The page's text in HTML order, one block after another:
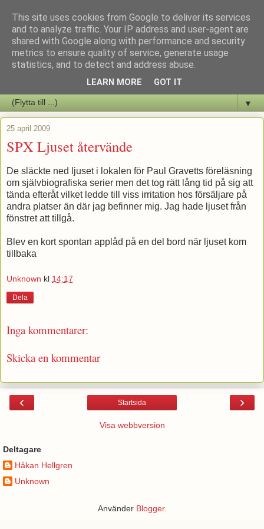
Staffars Seriers Blog
Vi skriver om serienyheter av alla de slag samt om vad som sker i
▼
25 april 2009
SPX Ljuset återvände
De släckte ned ljuset i lokalen för Paul Gravetts föreläsning
om självbiografiska serier men det tog rätt lång tid på sig att
tända efteråt vilket ledde till viss irritation hos försäljare på
andra platser än där jag befinner mig. Jag hade ljuset från
fönstret att tillgå.
Blev en kort spontan applåd på en del bord när ljuset kom
tillbaka
Unknown kl 14:17
Dela
Inga kommentarer:
Skicka en kommentar
‹ ›
Startsida
Visa webbversion
Deltagare
Håkan Hellgren
Unknown
Använder Blogger.
This site uses cookies from Google to deliver its services
and to analyze traffic. Your IP address and user-agent are
shared with Google along with performance and security
metrics to ensure quality of service, generate usage
statistics, and to detect and address abuse.
LEARN MORE GOT IT